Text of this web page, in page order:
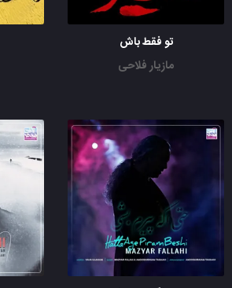
تو فقط باش
مازیار فلاحی